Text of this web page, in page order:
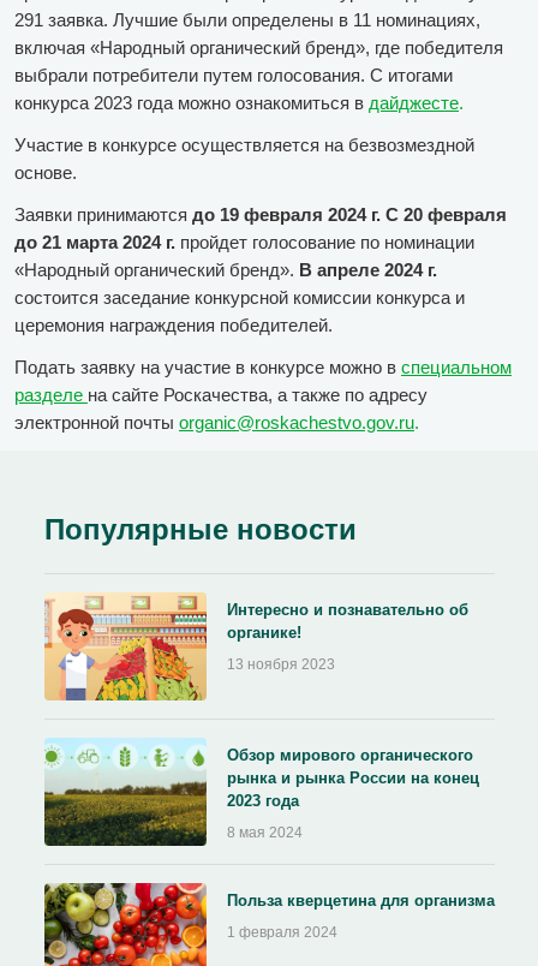
291 заявка. Лучшие были определены в 11 номинациях,
включая «Народный органический бренд», где победителя
выбрали потребители путем голосования. С итогами
конкурса 2023 года можно ознакомиться в дайджесте.
Участие в конкурсе осуществляется на безвозмездной
основе.
Заявки принимаются до 19 февраля 2024 г. С 20 февраля
до 21 марта 2024 г. пройдет голосование по номинации
«Народный органический бренд». В апреле 2024 г.
состоится заседание конкурсной комиссии конкурса и
церемония награждения победителей.
Подать заявку на участие в конкурсе можно в специальном
разделе на сайте Роскачества, а также по адресу
электронной почты organic@roskachestvo.gov.ru.
Популярные новости
Интересно и познавательно об
органике!
13 ноября 2023
Обзор мирового органического
рынка и рынка России на конец
2023 года
8 мая 2024
Польза кверцетина для организма
1 февраля 2024